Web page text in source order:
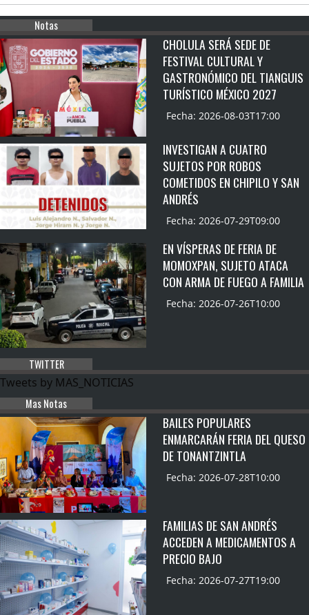
Notas
CHOLULA SERÁ SEDE DE
FESTIVAL CULTURAL Y
GASTRONÓMICO DEL TIANGUIS
TURÍSTICO MÉXICO 2027
Fecha: 2026-08-03T17:00
INVESTIGAN A CUATRO
SUJETOS POR ROBOS
COMETIDOS EN CHIPILO Y SAN
ANDRÉS
Fecha: 2026-07-29T09:00
EN VÍSPERAS DE FERIA DE
MOMOXPAN, SUJETO ATACA
CON ARMA DE FUEGO A FAMILIA
Fecha: 2026-07-26T10:00
TWITTER
Tweets by MAS_NOTICIAS
Mas Notas
BAILES POPULARES
ENMARCARÁN FERIA DEL QUESO
DE TONANTZINTLA
Fecha: 2026-07-28T10:00
FAMILIAS DE SAN ANDRÉS
ACCEDEN A MEDICAMENTOS A
PRECIO BAJO
Fecha: 2026-07-27T19:00